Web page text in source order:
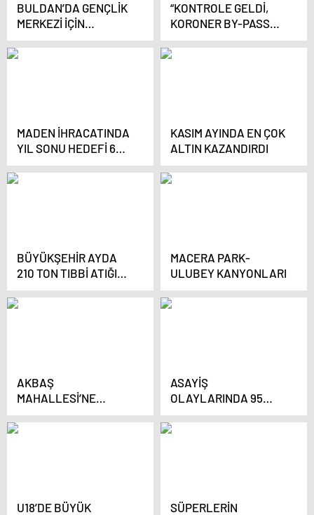
BULDAN’DA GENÇLİK
MERKEZİ İÇİN
İMZALAR ATILDI
“KONTROLE GELDİ,
KORONER BY-PASS
AMELİYATI OLDU”
MADEN İHRACATINDA
YIL SONU HEDEFİ 6
MİLYAR DOLAR
KASIM AYINDA EN ÇOK
ALTIN KAZANDIRDI
BÜYÜKŞEHİR AYDA
210 TON TIBBİ ATIĞI
EVSEL ATIĞA
DÖNÜŞTÜRÜYOR
MACERA PARK-
ULUBEY KANYONLARI
AKBAŞ
MAHALLESİ’NE
SOSYAL TESİS
ASAYİŞ
OLAYLARINDA 95
ŞÜPHELİ
TUTUKLANDI
U18’DE BÜYÜK
SÜPERLERİN